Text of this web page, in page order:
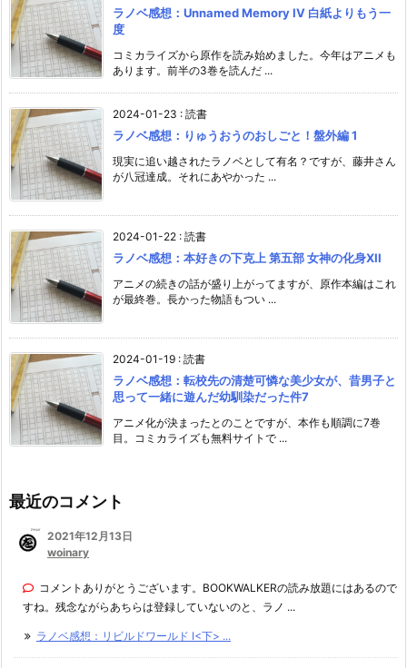
ラノベ感想：Unnamed Memory IV 白紙よりもう一
度
コミカライズから原作を読み始めました。今年はアニメも
あります。前半の3巻を読んだ ...
2024-01-23 : 読書
ラノベ感想：りゅうおうのおしごと！盤外編 1
現実に追い越されたラノベとして有名？ですが、藤井さん
が八冠達成。それにあやかった ...
2024-01-22 : 読書
ラノベ感想：本好きの下克上 第五部 女神の化身XII
アニメの続きの話が盛り上がってますが、原作本編はこれ
が最終巻。長かった物語もつい ...
2024-01-19 : 読書
ラノベ感想：転校先の清楚可憐な美少女が、昔男子と
思って一緒に遊んだ幼馴染だった件7
アニメ化が決まったとのことですが、本作も順調に7巻
目。コミカライズも無料サイトで ...
最近のコメント
2021年12月13日
woinary
コメントありがとうございます。BOOKWALKERの読み放題にはあるので
すね。残念ながらあちらは登録していないのと、ラノ ...
ラノベ感想：リビルドワールド I<下> ...